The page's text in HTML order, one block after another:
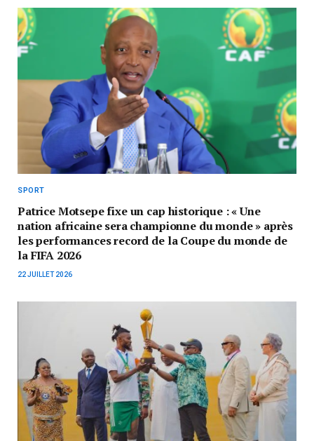
SPORT
Patrice Motsepe fixe un cap historique : « Une
nation africaine sera championne du monde » après
les performances record de la Coupe du monde de
la FIFA 2026
22 JUILLET 2026